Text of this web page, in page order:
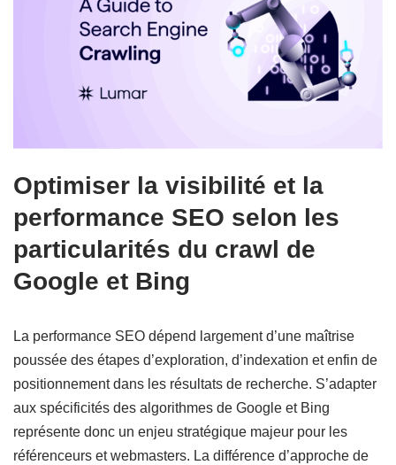
Optimiser la visibilité et la
performance SEO selon les
particularités du crawl de
Google et Bing
La performance SEO dépend largement d’une maîtrise
poussée des étapes d’exploration, d’indexation et enfin de
positionnement dans les résultats de recherche. S’adapter
aux spécificités des algorithmes de Google et Bing
représente donc un enjeu stratégique majeur pour les
référenceurs et webmasters. La différence d’approche de